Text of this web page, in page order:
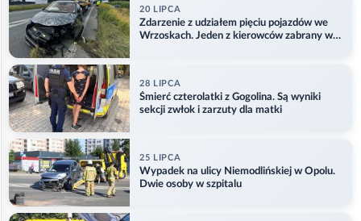
20 LIPCA
Zdarzenie z udziałem pięciu pojazdów we
Wrzoskach. Jeden z kierowców zabrany w
28 LIPCA
Śmierć czterolatki z Gogolina. Są wyniki
sekcji zwłok i zarzuty dla matki
25 LIPCA
Wypadek na ulicy Niemodlińskiej w Opolu.
Dwie osoby w szpitalu